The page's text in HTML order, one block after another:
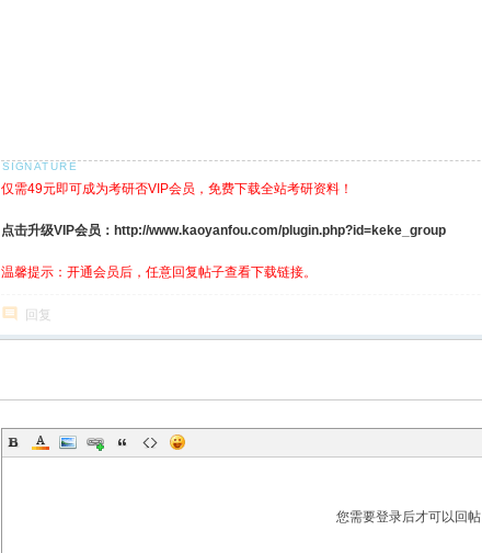
仅需49元即可成为考研否VIP会员，免费下载全站考研资料！
点击升级VIP会员：http://www.kaoyanfou.com/plugin.php?id=keke_group
温馨提示：开通会员后，任意回复帖子查看下载链接。
回复
您需要登录后才可以回帖